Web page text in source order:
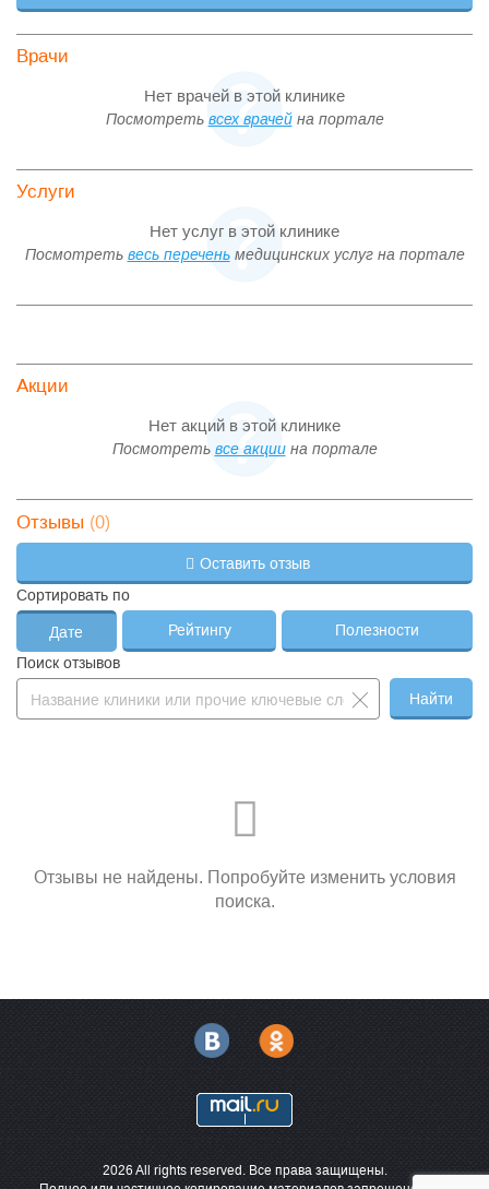
Врачи
Нет врачей в этой клинике
Посмотреть всех врачейна портале
Услуги
Нет услуг в этой клинике
Посмотреть весь переченьмедицинских услуг на портале
Акции
Нет акций в этой клинике
Посмотреть все акциина портале
Отзывы (0)
Оставить отзыв
Сортировать по
Дате Рейтингу
Полезности
Поиск отзывов
Найти
Отзывы не найдены. Попробуйте изменить условия
поиска.
2026 All rights reserved. Все права защищены.